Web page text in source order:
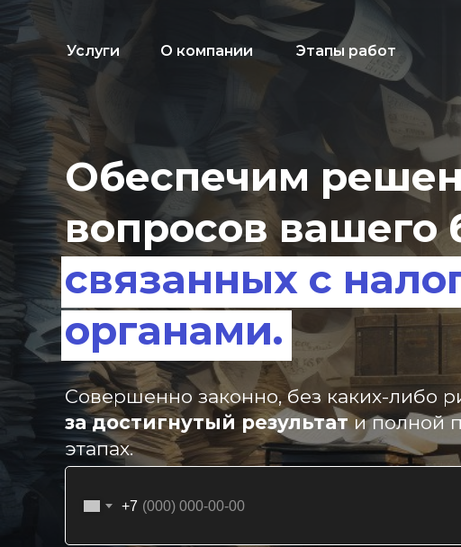
Обеспечим
вопросов вашего
связанных с
органами.
Совершенно законно, без каких-либо
за достигнутый результат и полной
этапах.
+7
Услуги О компании Этапы работ